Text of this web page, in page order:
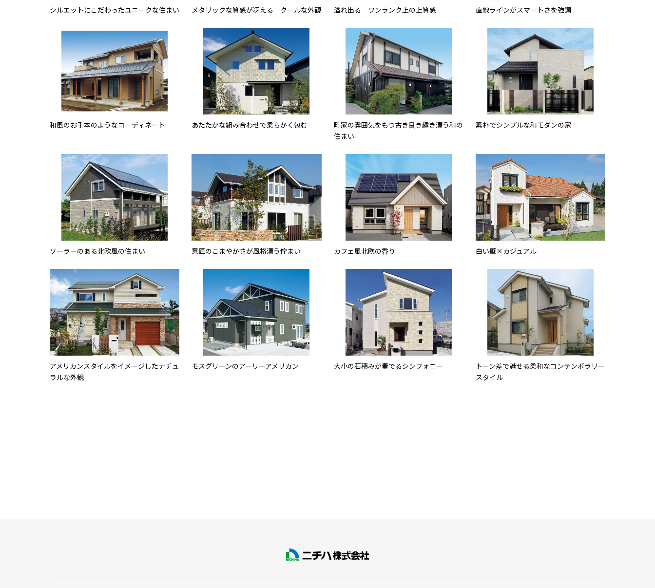
シルエットにこだわったユニークな住まい メタリックな質感が冴える クールな外観 溢れ出る ワンランク上の上質感 直線ラインがスマートさを強調
和風のお手本のようなコーディネート あたたかな組み合わせで柔らかく包む
町家の雰囲気をもつ古き良き趣き漂う和の
住まい
素朴でシンプルな和モダンの家
ソーラーのある北欧風の住まい 意匠のこまやかさが風格漂う佇まい カフェ風北欧の香り 白い壁×カジュアル
アメリカンスタイルをイメージしたナチュ
ラルな外観
モスグリーンのアーリーアメリカン 大小の石積みが奏でるシンフォニー
トーン差で魅せる柔和なコンテンポラリー
スタイル